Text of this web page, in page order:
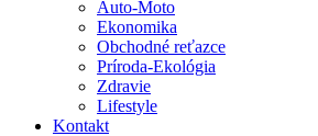
Auto-Moto
Ekonomika
Obchodné reťazce
Príroda-Ekológia
Zdravie
Lifestyle
Kontakt